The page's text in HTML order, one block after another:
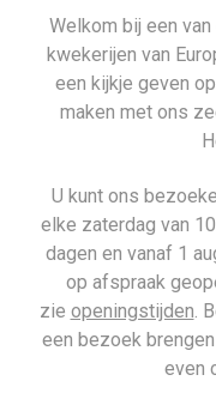
Welkom bij een
kwekerijen van
een kijkje geven
maken met ons
U kunt ons
elke zaterdag van
dagen en vanaf 1
op afspraak
zie openingstijden .
een bezoek
even